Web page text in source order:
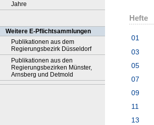
Jahre
Weitere E-Pflichtsammlungen
Publikationen aus dem
Regierungsbezirk Düsseldorf
Publikationen aus den
Regierungsbezirken Münster,
Arnsberg und Detmold
Hefte
01
03
05
07
09
11
13